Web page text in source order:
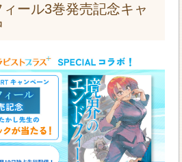
ール3巻発売記念キャ